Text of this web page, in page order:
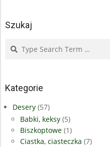
Szukaj
Search
Kategorie
Desery (57)
Babki, keksy (5)
Biszkoptowe (1)
Ciastka, ciasteczka (7)